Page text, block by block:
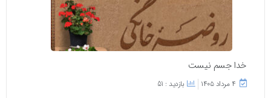
خدا جسم نیست
۴ مرداد ۱۴۰۵ بازدید : 51